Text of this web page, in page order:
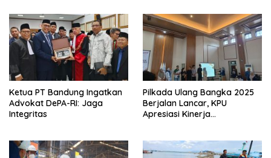
Ketua PT Bandung Ingatkan
Advokat DePA-RI: Jaga
Integritas
Pilkada Ulang Bangka 2025
Berjalan Lancar, KPU
Apresiasi Kinerja